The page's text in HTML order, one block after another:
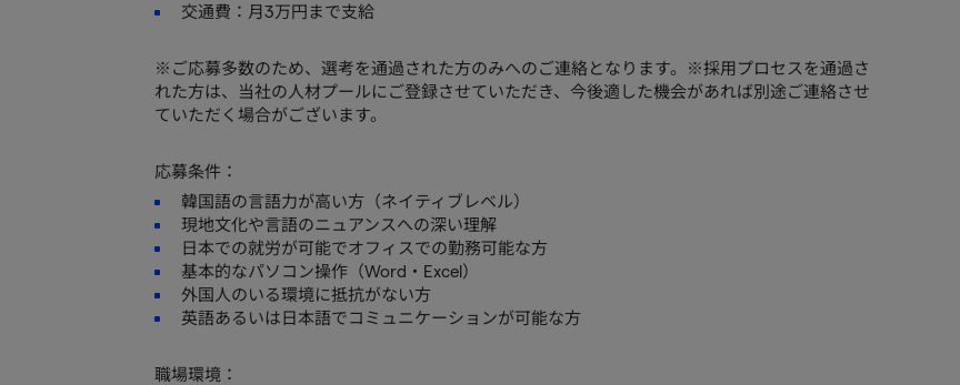
交通費：月3万円まで支給
※ご応募多数のため、選考を通過された方のみへのご連絡となります。※採用プロセスを通過さ
れた方は、当社の人材プールにご登録させていただき、今後適した機会があれば別途ご連絡させ
ていただく場合がございます。
応募条件：
韓国語の言語力が高い方（ネイティブレベル）
現地文化や言語のニュアンスへの深い理解
日本での就労が可能でオフィスでの勤務可能な方
基本的なパソコン操作（Word・Excel）
外国人のいる環境に抵抗がない方
英語あるいは日本語でコミュニケーションが可能な方
職場環境：